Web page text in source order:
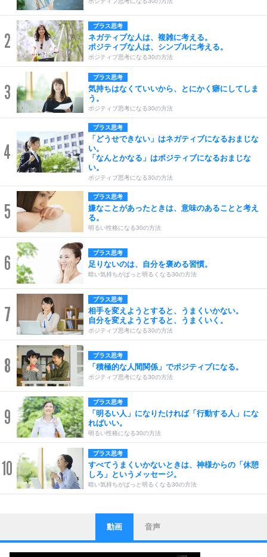
2
プラス思考
ネガティブな人は、複雑に考える。
ポジティブな人は、シンプルに考える。
ポジティブ思考になる30の方法
3
プラス思考
気持ちはなくていいから、とにかく癖にしてしま
う。
ポジティブ思考になる30の方法
4
プラス思考
「どうせできない」はネガティブになるおまじな
い。
「なんとかなる」はポジティブになるおまじな
い。
ポジティブ思考になる30の方法
5
プラス思考
嫌なことがあったときは、意味のあることと考え
る。
明るい性格になる30の方法
6 プラス思考
足りないのは、自分を褒める習慣。
暗い気持ちがぱっと明るくなる30の方法
7
プラス思考
相手を変えようとすると、うまくいかない。
自分を変えようとすると、うまくいく。
ポジティブ思考になる30の方法
8 プラス思考
「積極的な人間関係」でポジティブになる。
ポジティブ思考になる30の方法
9
プラス思考
「明るい人」になりたければ「行動する人」にな
ればいい。
明るい性格になる30の方法
10
プラス思考
すべてうまくいかないときは、神様からの「休憩
しろ」というメッセージ。
暗い気持ちがぱっと明るくなる30の方法
1
ストレス対策
他人と比べない。
いっそのこと、他人を見ない。
動画 音声